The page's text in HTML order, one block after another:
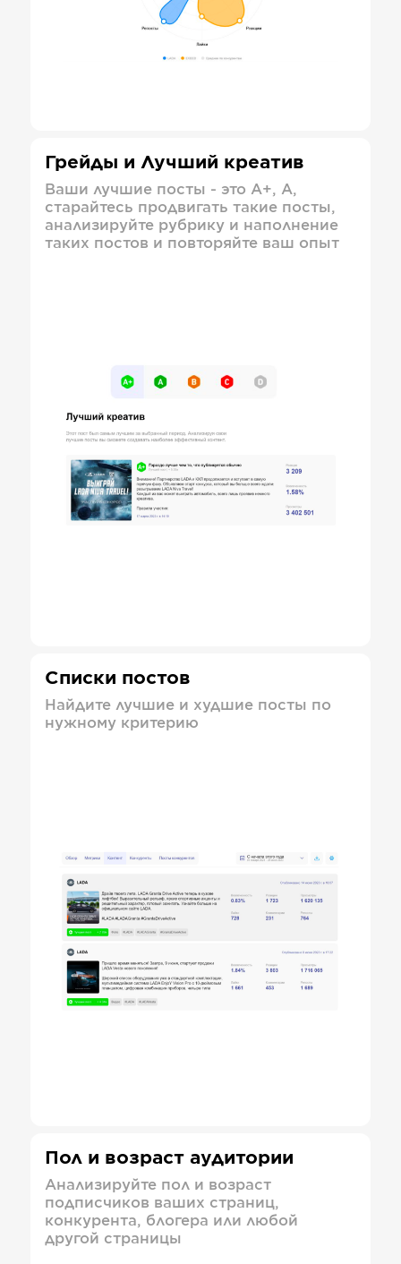
Грейды и Лучший креатив
Ваши лучшие посты - это А+, А,
старайтесь продвигать такие посты,
анализируйте рубрику и наполнение
таких постов и повторяйте ваш опыт
Списки постов
Найдите лучшие и худшие посты по
нужному критерию
Пол и возраст аудитории
Анализируйте пол и возраст
подписчиков ваших страниц,
конкурента, блогера или любой
другой страницы